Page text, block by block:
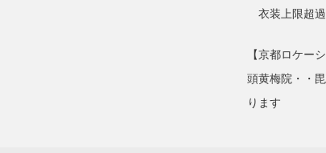
衣装上限超過
【京都ロケー
頭黄梅院・・
ります